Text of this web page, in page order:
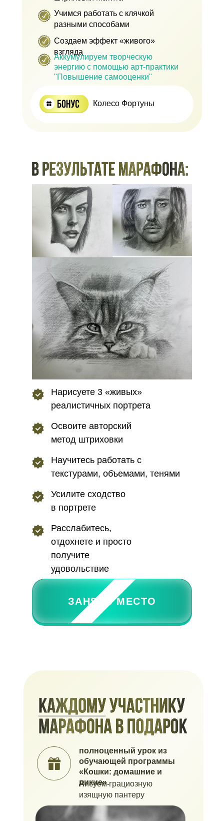
ЗАНЯТЬ МЕСТО
Колесо Фортуны
Учимся работать с клячкой
разными способами
Создаем эффект «живого»
взгляда
Аккумулируем творческую
энергию с помощью арт-практики
"Повышение самооценки"
Нарисуете 3 «живых»
реалистичных портрета
Освоите авторский
метод штриховки
Научитесь работать с
текстурами, объемами, тенями
Усилите сходство
в портрете
Расслабитесь,
отдохнете и просто
получите
удовольствие
полноценный урок из
обучающей программы
«Кошки: домашние и
дикие».
Рисуем грациозную
изящную пантеру